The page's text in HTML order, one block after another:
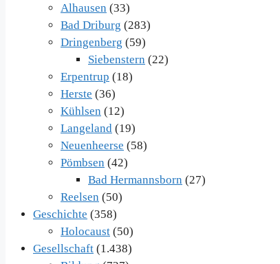
Alhausen (33)
Bad Driburg (283)
Dringenberg (59)
Siebenstern (22)
Erpentrup (18)
Herste (36)
Kühlsen (12)
Langeland (19)
Neuenheerse (58)
Pömbsen (42)
Bad Hermannsborn (27)
Reelsen (50)
Geschichte (358)
Holocaust (50)
Gesellschaft (1.438)